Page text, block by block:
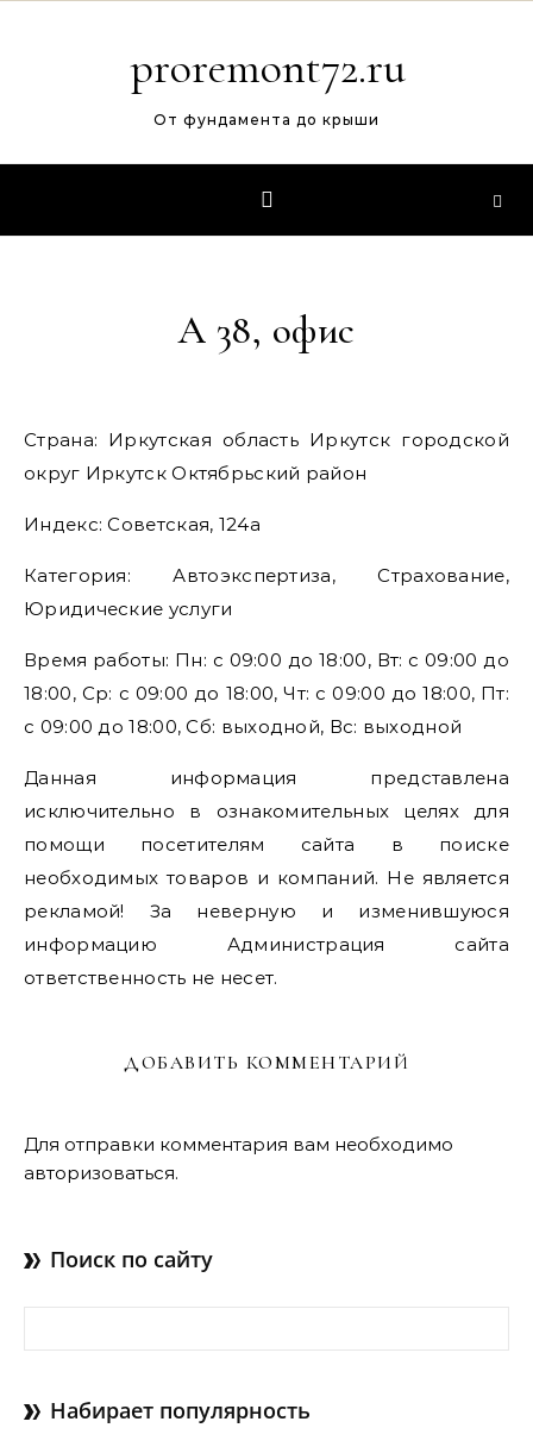
proremont72.ru
От фундамента до крыши
А 38, офис
Страна: Иркутская область Иркутск городской
округ Иркутск Октябрьский район
Индекс: Советская, 124а
Категория: Автоэкспертиза, Страхование,
Юридические услуги
Время работы: Пн: с 09:00 до 18:00, Вт: с 09:00 до
18:00, Ср: с 09:00 до 18:00, Чт: с 09:00 до 18:00, Пт:
с 09:00 до 18:00, Сб: выходной, Вс: выходной
Данная информация представлена
исключительно в ознакомительных целях для
помощи посетителям сайта в поиске
необходимых товаров и компаний. Не является
рекламой! За неверную и изменившуюся
информацию Администрация сайта
ответственность не несет.
ДОБАВИТЬ КОММЕНТАРИЙ
Для отправки комментария вам необходимо
авторизоваться.
Поиск по сайту
Набирает популярность